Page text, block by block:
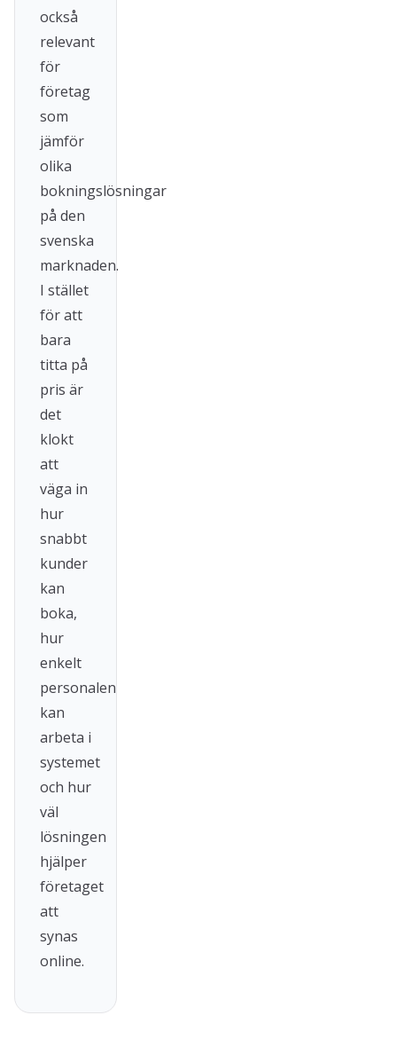
också
relevant
för
företag
som
jämför
olika
bokningslösningar
på den
svenska
marknaden.
I stället
för att
bara
titta på
pris är
det
klokt
att
väga in
hur
snabbt
kunder
kan
boka,
hur
enkelt
personalen
kan
arbeta i
systemet
och hur
väl
lösningen
hjälper
företaget
att
synas
online.